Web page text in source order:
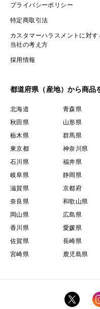
プライバシーポリシー
特定商取引法
カスタマーハラスメントに対す
当社の考え方
採用情報
都道府県（産地）から商品
北海道 青森県
秋田県
山形県
栃木県
群馬県
東京都
神奈川県
石川県
福井県
岐阜県
静岡県
滋賀県
京都府
奈良県
和歌山県
岡山県
広島県
香川県
愛媛県
佐賀県
長崎県
宮崎県
鹿児島県